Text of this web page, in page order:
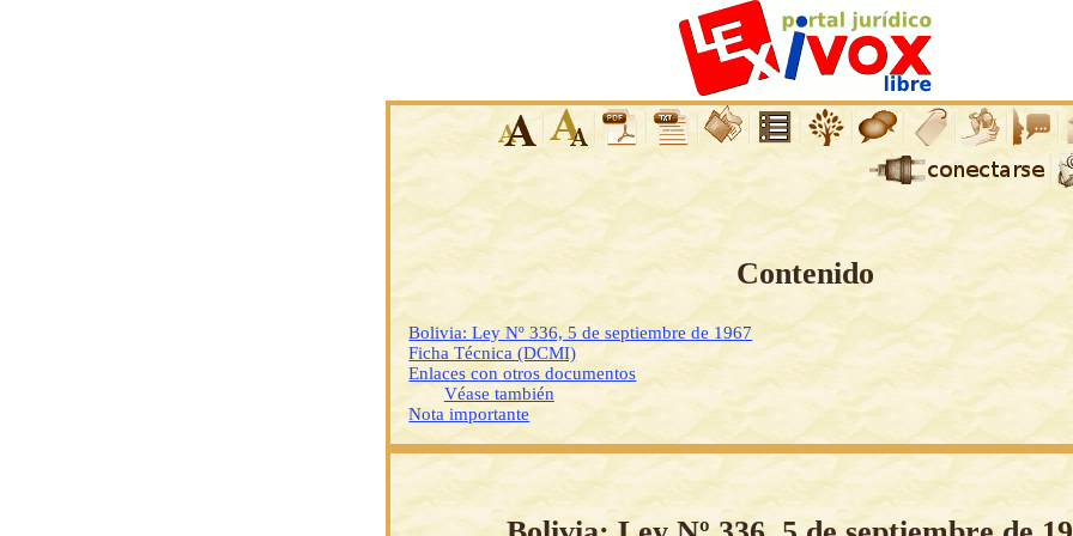
Contenido
Bolivia: Ley Nº 336, 5 de septiembre de 1967
Ficha Técnica (DCMI)
Enlaces con otros documentos
Véase también
Nota importante